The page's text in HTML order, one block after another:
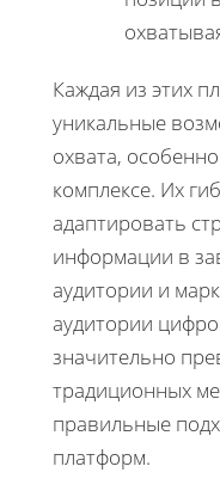
Каждая из этих
уникальные
охвата,
комплексе. Их
адаптировать
информации в
аудитории и
аудитории
значительно
традиционных
правильные
платформ.